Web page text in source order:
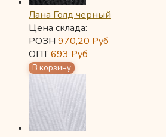
Лана Голд черный
Цена склада:
РОЗН 970,20 Руб
ОПТ693 Руб